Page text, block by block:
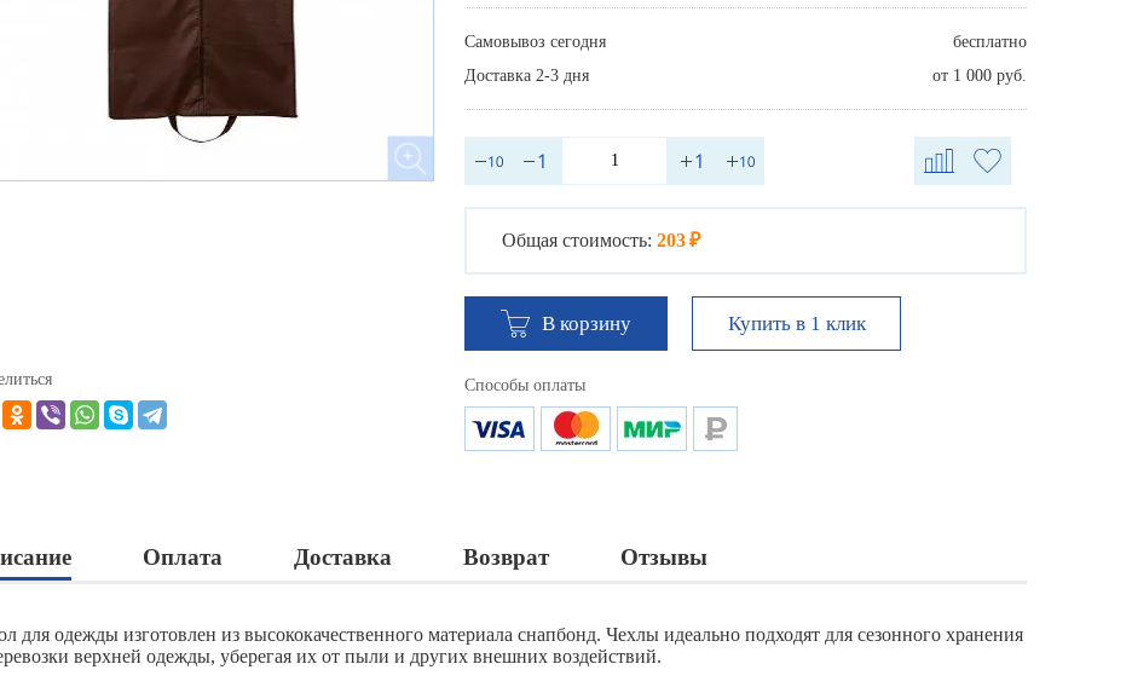
Самовывоз сегодня
бесплатно
Доставка 2-3 дня
от 1 000 руб.
Общая стоимость: 203 ₽
В корзину Купить в 1 клик
Способы оплаты
Оплата Доставка Возврат Отзывы
для одежды изготовлен из высококачественного материала снапбонд. Чехлы идеально подходят для сезонного хранения
верхней одежды, уберегая их от пыли и других внешних воздействий.